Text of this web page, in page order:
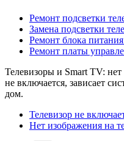
Ремонт подсветки
Замена подсветки
Ремонт блока питания
Ремонт платы
Телевизоры и Smart TV:
не включается, зависает
дом.
Телевизор не
Нет изображения на